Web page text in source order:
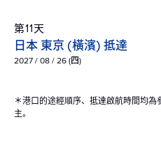
第11天
日本 東京 (橫濱) 抵達
2027 / 08 / 26 (四)
＊港口的途經順序、抵達啟航時間均
主。